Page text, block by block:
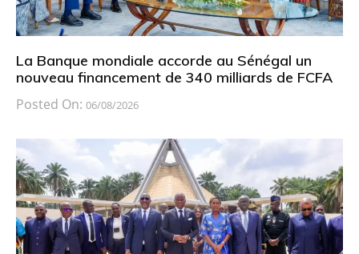
La Banque mondiale accorde au Sénégal un
nouveau financement de 340 milliards de FCFA
Posted On: 06/08/2026